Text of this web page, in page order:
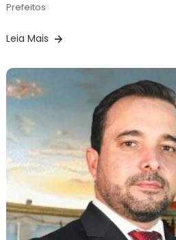
Prefeitos
Leia Mais